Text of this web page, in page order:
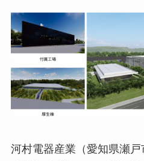
河村電器産業（愛知県瀬